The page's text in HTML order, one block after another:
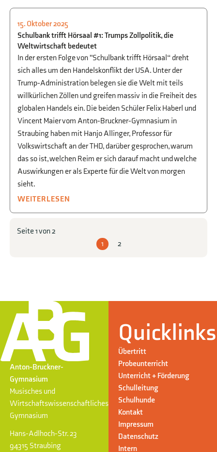
BEGABTENFÖRDERUNG
WWG
15. Oktober 2025
Schulbank trifft Hörsaal #1: Trumps Zollpolitik, die
Weltwirtschaft bedeutet
In der ersten Folge von "Schulbank trifft Hörsaal“ dreht
sich alles um den Handelskonflikt der USA. Unter der
Trump-Administration belegen sie die Welt mit teils
willkürlichen Zöllen und greifen massiv in die Freiheit des
globalen Handels ein. Die beiden Schüler Felix Haberl und
Vincent Maier vom Anton-Bruckner-Gymnasium in
Straubing haben mit Hanjo Allinger, Professor für
Volkswirtschaft an der THD, darüber gesprochen, warum
das so ist, welchen Reim er sich darauf macht und welche
Auswirkungen er als Experte für die Welt von morgen
sieht.
WEITERLESEN
Seite 1 von 2
1
2
Anton-Bruckner-
Gymnasium
Musisches und
Wirtschaftswissenschaftliches
Gymnasium
Hans-Adlhoch-Str. 23
94315 Straubing
Quicklinks
Übertritt
Probeunterricht
Unterricht + Förderung
Schulleitung
Schulhunde
Kontakt
Impressum
Datenschutz
Intern